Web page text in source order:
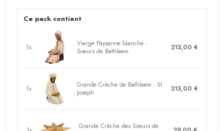
Ce pack contient
1x
Vierge Paysanne blanche -
Soeurs de Bethleem
215,00 €
1x
Grande Crèche de Bethleem - St
Joseph
215,00 €
Grande Crèche des Soeurs de